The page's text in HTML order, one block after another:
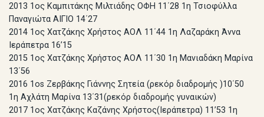
2013 1ος Καμπιτάκης Μιλτιάδης ΟΦΗ 11΄28 1η Τσιοφύλλα
Παναγιώτα ΑΙΓΙΟ 14΄27
2014 1ος Χατζάκης Χρήστος ΑΟΛ 11΄44 1η Λαζαράκη Άννα
Ιεράπετρα 16’15
2015 1ος Χατζάκης Χρήστος ΑΟΛ 11΄30 1η Μανιαδάκη Μαρίνα
13΄56
2016 1os Ζερβάκης Γιάννης Σητεία (ρεκόρ διαδρομής )10΄50
1η Αχλάτη Μαρίνα 13΄31(ρεκόρ διαδρομής γυναικών)
2017 1ος Χατζάκης Καζάνης Χρήστος(Ιεράπετρα) 11’53 1η